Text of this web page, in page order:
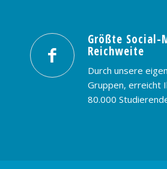
PREISE & BUCHUNG
Größte Social-
Reichweite
Durch unsere
Gruppen, erreicht
80.000